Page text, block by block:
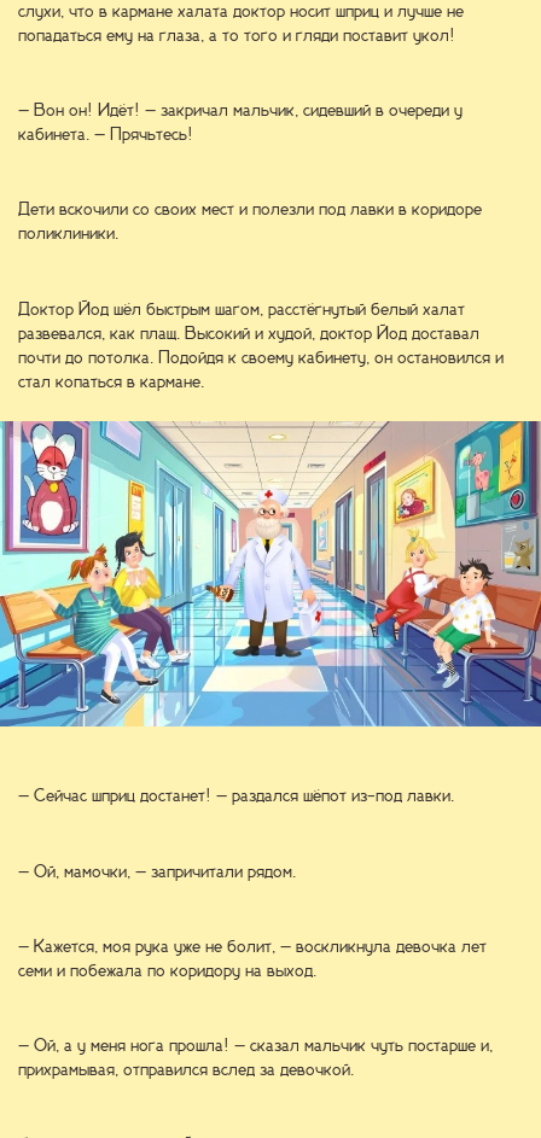
слухи, что в кармане халата доктор носит шприц и лучше не
попадаться ему на глаза, а то того и гляди поставит укол!
– Вон он! Идёт! – закричал мальчик, сидевший в очереди у
кабинета. – Прячьтесь!
Дети вскочили со своих мест и полезли под лавки в коридоре
поликлиники.
Доктор Йод шёл быстрым шагом, расстёгнутый белый халат
развевался, как плащ. Высокий и худой, доктор Йод доставал
почти до потолка. Подойдя к своему кабинету, он остановился и
стал копаться в кармане.
– Сейчас шприц достанет! – раздался шёпот из-под лавки.
– Ой, мамочки, – запричитали рядом.
– Кажется, моя рука уже не болит, – воскликнула девочка лет
семи и побежала по коридору на выход.
– Ой, а у меня нога прошла! – сказал мальчик чуть постарше и,
прихрамывая, отправился вслед за девочкой.